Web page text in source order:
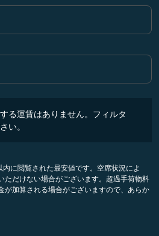
ス Selected
る運賃はありません。フィルタ
い。
に閲覧された最安値です。空席状況によ
ただけない場合がございます。超過手荷物料
が加算される場合がございますので、あらか